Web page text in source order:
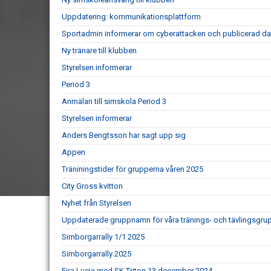
Uppdatering: kommunikationsplattform
Sportadmin informerar om cyberattacken och publicerad
Ny tränare till klubben
Styrelsen informerar
Period 3
Anmälan till simskola Period 3
Styrelsen informerar
Anders Bengtsson har sagt upp sig
Appen
Träniningstider för grupperna våren 2025
City Gross kvitton
Nyhet från Styrelsen
Uppdaterade gruppnamn för våra tränings- och
Simborgarrally 1/1 2025
Simborgarrally 2025